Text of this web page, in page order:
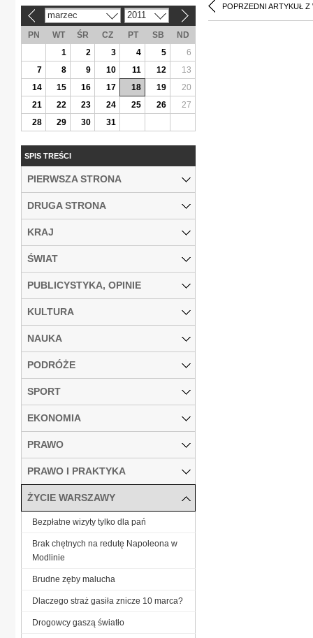
POPRZEDNI ARTYKUŁ Z
marzec 2011
PN WT ŚR CZ PT SB
ND
1
2 3 4 5
6
7
8 9 10 11 12
13
14
15 16 17 18 19
20
21
22 23 24 25 26
27
28
29 30 31
SPIS TREŚCI
PIERWSZA STRONA
DRUGA STRONA
KRAJ
ŚWIAT
PUBLICYSTYKA, OPINIE
KULTURA
NAUKA
PODRÓŻE
SPORT
EKONOMIA
PRAWO
PRAWO I PRAKTYKA
ŻYCIE WARSZAWY
Bezpłatne wizyty tylko dla pań
Brak chętnych na redutę Napoleona w
Modlinie
Brudne zęby malucha
Dlaczego straż gasiła znicze 10 marca?
Drogowcy gaszą światło